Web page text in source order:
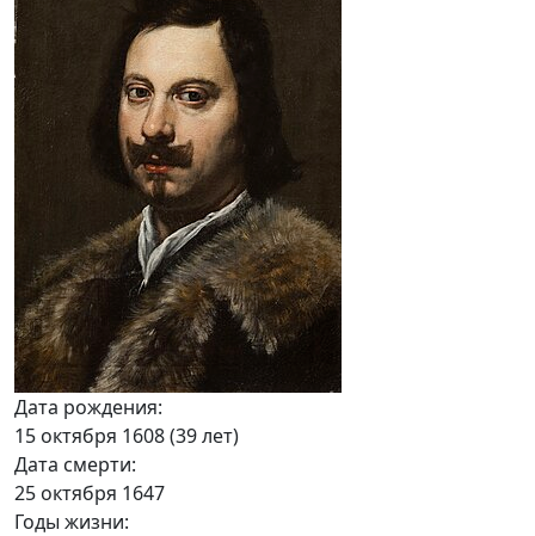
Дата рождения:
15 октября 1608 (39 лет)
Дата смерти:
25 октября 1647
Годы жизни: